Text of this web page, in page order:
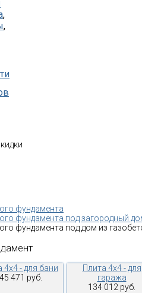
,
,
фундамента
фундамента под загородный
фундамента под дом из
4х4 - для бани
471 руб.
Плита 4х4 - для
гаража
134 012 руб.